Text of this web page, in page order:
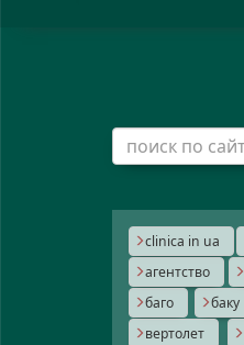
clinica in ua
агентство
баго
баку
вертолет